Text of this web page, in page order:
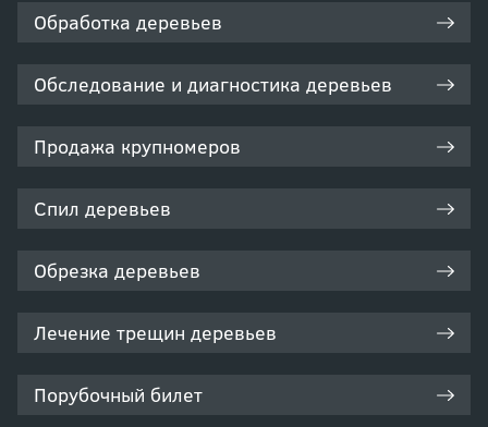
Обработка деревьев
Обследование и диагностика деревьев
Продажа крупномеров
Спил деревьев
Обрезка деревьев
Лечение трещин деревьев
Порубочный билет